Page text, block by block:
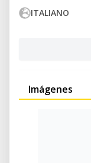
ITALIANO
Imágenes